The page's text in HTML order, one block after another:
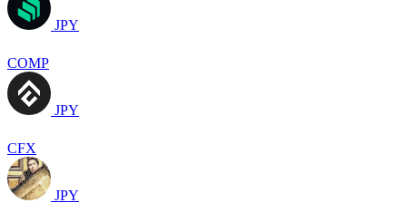
JPY
COMP
JPY
CFX
JPY